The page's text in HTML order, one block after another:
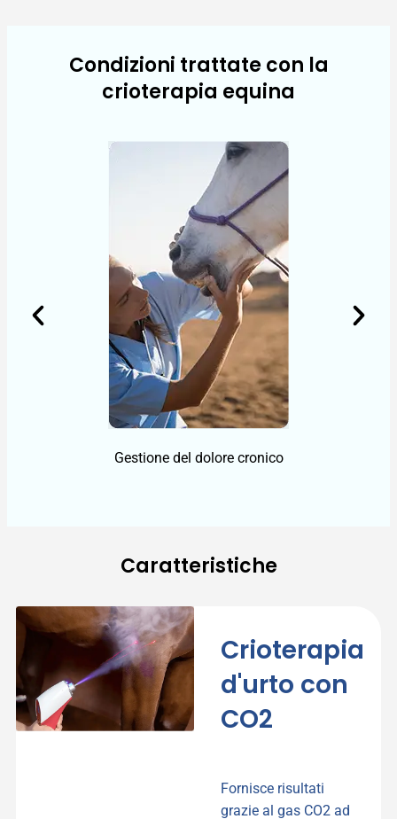
Condizioni trattate con la
crioterapia equina
Gestione del dolore cronico
Caratteristiche
Crioterapia
d'urto con
CO2
Fornisce risultati
grazie al gas CO2 ad